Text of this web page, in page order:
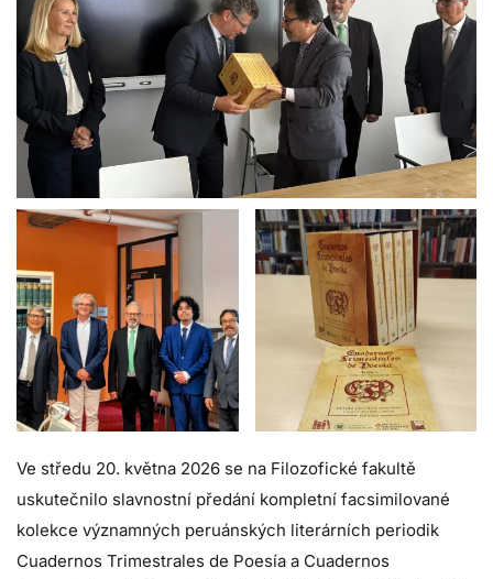
Ve středu 20. května 2026 se na Filozofické fakultě
uskutečnilo slavnostní předání kompletní facsimilované
kolekce významných peruánských literárních periodik
Cuadernos Trimestrales de Poesía a Cuadernos